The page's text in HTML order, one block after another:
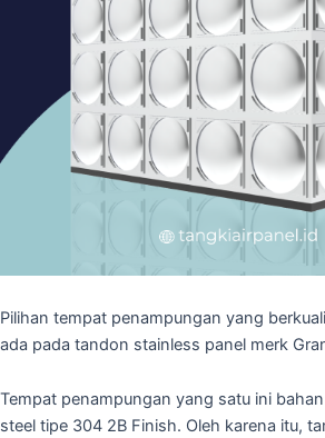
Pilihan tempat penampungan yang
ada pada tandon stainless panel merk
Tempat penampungan yang satu ini
steel tipe 304 2B Finish. Oleh karena itu,